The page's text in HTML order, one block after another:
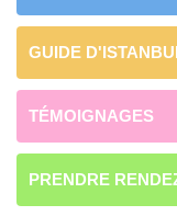
GUIDE
TÉMOIGNAGES
PRENDRE